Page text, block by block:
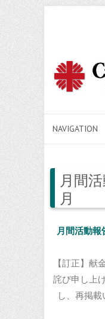
月間
月
月間活動報
【訂正】献
詫び申し上
し、再掲載